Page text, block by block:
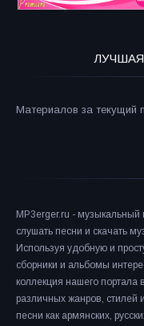
Материалов за текущий
MP3erger.ru -
слушать песни и скачать
Используя удобную и
сборники и альбомы
коллекция нашего
различных жанров, стилей
песни как армянских,